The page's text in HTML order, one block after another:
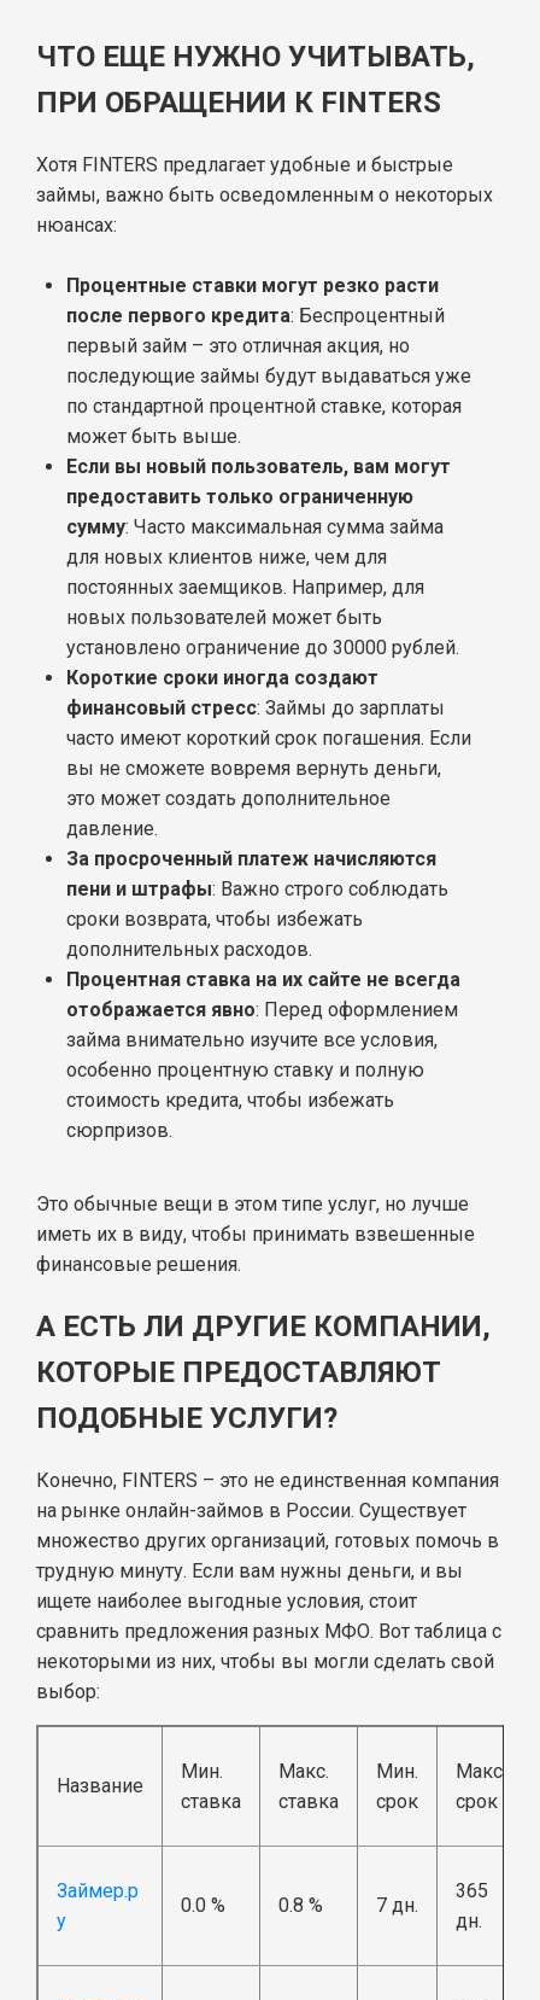
ЧТО ЕЩЕ НУЖНО УЧИТЫВАТЬ,
ПРИ ОБРАЩЕНИИ К FINTERS
Хотя FINTERS предлагает удобные и быстрые
займы, важно быть осведомленным о некоторых
нюансах:
Процентные ставки могут резко расти
после первого кредита: Беспроцентный
первый займ – это отличная акция, но
последующие займы будут выдаваться уже
по стандартной процентной ставке, которая
может быть выше.
Если вы новый пользователь, вам могут
предоставить только ограниченную
сумму: Часто максимальная сумма займа
для новых клиентов ниже, чем для
постоянных заемщиков. Например, для
новых пользователей может быть
установлено ограничение до 30000 рублей.
Короткие сроки иногда создают
финансовый стресс: Займы до зарплаты
часто имеют короткий срок погашения. Если
вы не сможете вовремя вернуть деньги,
это может создать дополнительное
давление.
За просроченный платеж начисляются
пени и штрафы: Важно строго соблюдать
сроки возврата, чтобы избежать
дополнительных расходов.
Процентная ставка на их сайте не всегда
отображается явно: Перед оформлением
займа внимательно изучите все условия,
особенно процентную ставку и полную
стоимость кредита, чтобы избежать
сюрпризов.
Это обычные вещи в этом типе услуг, но лучше
иметь их в виду, чтобы принимать взвешенные
финансовые решения.
А ЕСТЬ ЛИ ДРУГИЕ КОМПАНИИ,
КОТОРЫЕ ПРЕДОСТАВЛЯЮТ
ПОДОБНЫЕ УСЛУГИ?
Конечно, FINTERS – это не единственная компания
на рынке онлайн-займов в России. Существует
множество других организаций, готовых помочь в
трудную минуту. Если вам нужны деньги, и вы
ищете наиболее выгодные условия, стоит
сравнить предложения разных МФО. Вот таблица с
некоторыми из них, чтобы вы могли сделать свой
выбор:
Название
Мин.
ставка
Макс.
ставка
Мин.
срок
Макс.
срок
Займер.р
у
0.0 % 0.8 % 7 дн.
365
дн.